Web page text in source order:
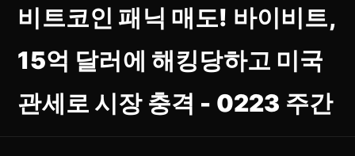
비트코인 패닉 매도! 바이비트,
15억 달러에 해킹당하고 미국
관세로 시장 충격 - 0223 주간